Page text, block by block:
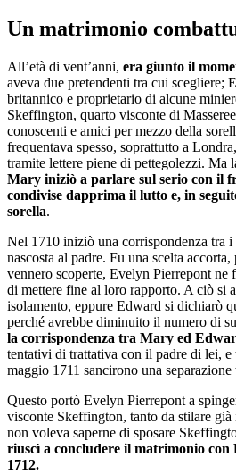
Un matrimonio
All’età di vent’anni, era giunto il
aveva due pretendenti tra cui
britannico e proprietario di alcune
Skeffington, quarto visconte di
conoscenti e amici per mezzo della
frequentava spesso, soprattutto a
tramite lettere piene di pettegolezzi. Ma
Mary iniziò a parlare sul serio con il
condivise dapprima il lutto e, in
sorella.
Nel 1710 iniziò una corrispondenza tra
nascosta al padre. Fu una scelta
vennero scoperte, Evelyn Pierrepont
di mettere fine al loro rapporto. A ciò si
isolamento, eppure Edward si dichiarò
perché avrebbe diminuito il numero di
la corrispondenza tra Mary ed
tentativi di trattativa con il padre di lei,
maggio 1711 sancirono una
Questo portò Evelyn Pierrepont a
visconte Skeffington, tanto da stilare
non voleva saperne di sposare
riuscì a concludere il matrimonio con
1712.